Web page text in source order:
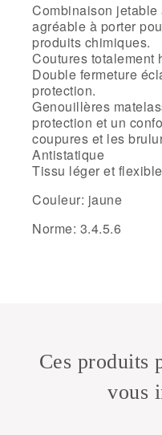
Combinaison
agréable à porter
produits chimiques.
Coutures totalement
Double fermeture
protection.
Genouillères
protection et un
coupures et les
Antistatique
Tissu léger et
Couleur: jaune
Norme: 3.4.5.6
Ces produits
vous